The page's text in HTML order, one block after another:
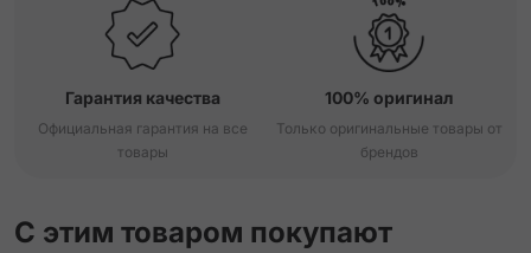
Гарантия качества
Официальная гарантия на все
товары
100% оригинал
Только оригинальные товары от
брендов
С этим товаром покупают